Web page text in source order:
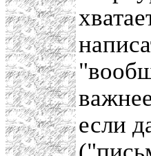
если